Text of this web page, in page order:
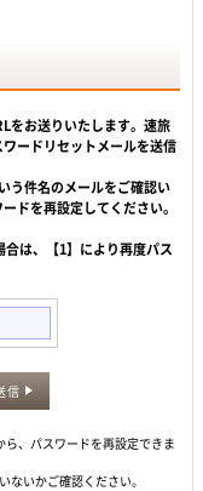
をお送りいたします。速旅
ードリセットメールを送信
う件名のメールをご確認い
ドを再設定してください。
は、【1】により再度パス
信
、パスワードを再設定できま
いかご確認ください。